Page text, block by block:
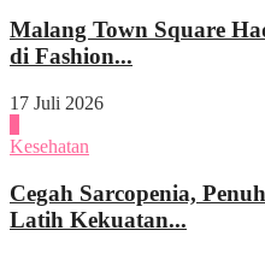
Malang Town Square
di Fashion...
17 Juli 2026
Kesehatan
Cegah Sarcopenia,
Latih Kekuatan...